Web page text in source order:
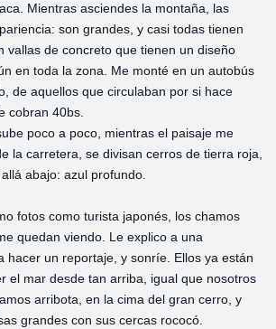
Mientras asciendes la montaña, las
son grandes, y casi todas tienen
vallas de concreto que tienen un diseño
en toda la zona. Me monté en un autobús
de aquellos que circulaban por si hace
cobran 40bs.
poco a poco, mientras el paisaje me
la carretera, se divisan cerros de tierra roja,
abajo: azul profundo.
fotos como turista japonés, los chamos
quedan viendo. Le explico a una
hacer un reportaje, y sonríe. Ellos ya están
el mar desde tan arriba, igual que nosotros
arribota, en la cima del gran cerro, y
grandes con sus cercas rococó.